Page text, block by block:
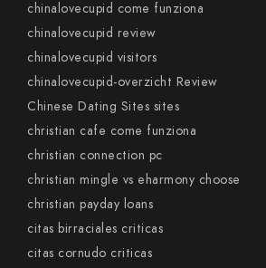
chinalovecupid come funziona
chinalovecupid review
chinalovecupid visitors
chinalovecupid-overzicht Review
Chinese Dating Sites sites
christian cafe come funziona
christian connection pc
christian mingle vs eharmony choose
christian payday loans
citas birraciales criticas
citas cornudo criticas